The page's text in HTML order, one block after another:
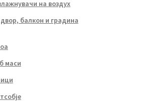
на воздух
балкон и градина
маси